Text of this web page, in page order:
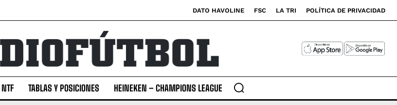
DATO HAVOLINE FSC LA TRI POLÍTICA DE PRIVACIDAD
NTF TABLAS Y POSICIONES HEINEKEN – CHAMPIONS LEAGUE